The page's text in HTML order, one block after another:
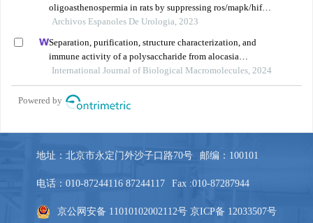
地址：北京市永定门外沙子口路70号 邮编：100101
电话：010-87244116 87244117 Fax :010-87287944
京公网安备 11010102002112号 京ICP备 12033507号